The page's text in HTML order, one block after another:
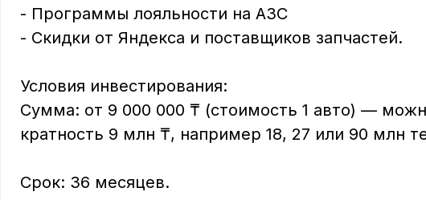
- Программы лояльности на АЗС
- Скидки от Яндекса и поставщиков запчастей.
Условия инвестирования:
Сумма: от 9 000 000 ₸ (стоимость 1 авто) —
кратность 9 млн ₸, например 18, 27 или 90 млн
Срок: 36 месяцев.